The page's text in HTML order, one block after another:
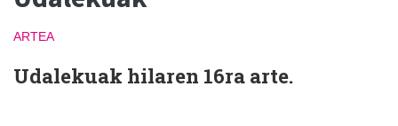
ARTEA
Udalekuak hilaren 16ra arte.